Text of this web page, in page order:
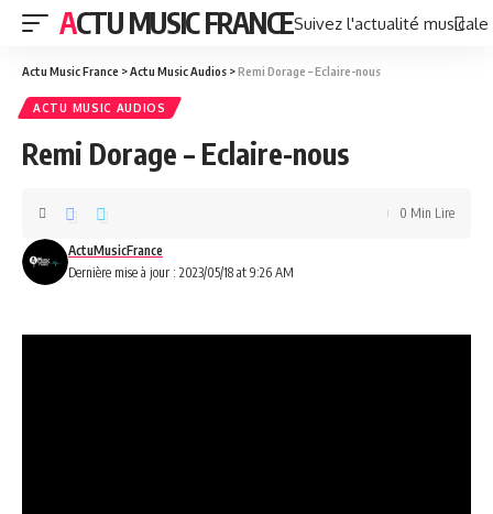
ACTU MUSIC FRANCESuivez l'actualité
Actu Music France >Actu Music Audios >Remi Dorage – Eclaire-nous
ACTU MUSIC AUDIOS
Remi Dorage – Eclaire-nous
Dernière mise à jour : 2023/05/18 at 9:26 AM
ActuMusicFrance
0 Min Lire